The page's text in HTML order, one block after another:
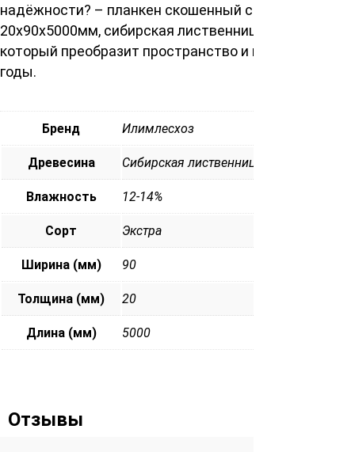
надёжности? – планкен скошенный сорт Экстра
20х90х5000мм, сибирская лиственница – выбор,
который преобразит пространство и прослужит
годы.
Бренд Илимлесхоз
Древесина Сибирская лиственница
Влажность 12-14%
Сорт Экстра
Ширина (мм) 90
Толщина (мм) 20
Длина (мм) 5000
Отзывы